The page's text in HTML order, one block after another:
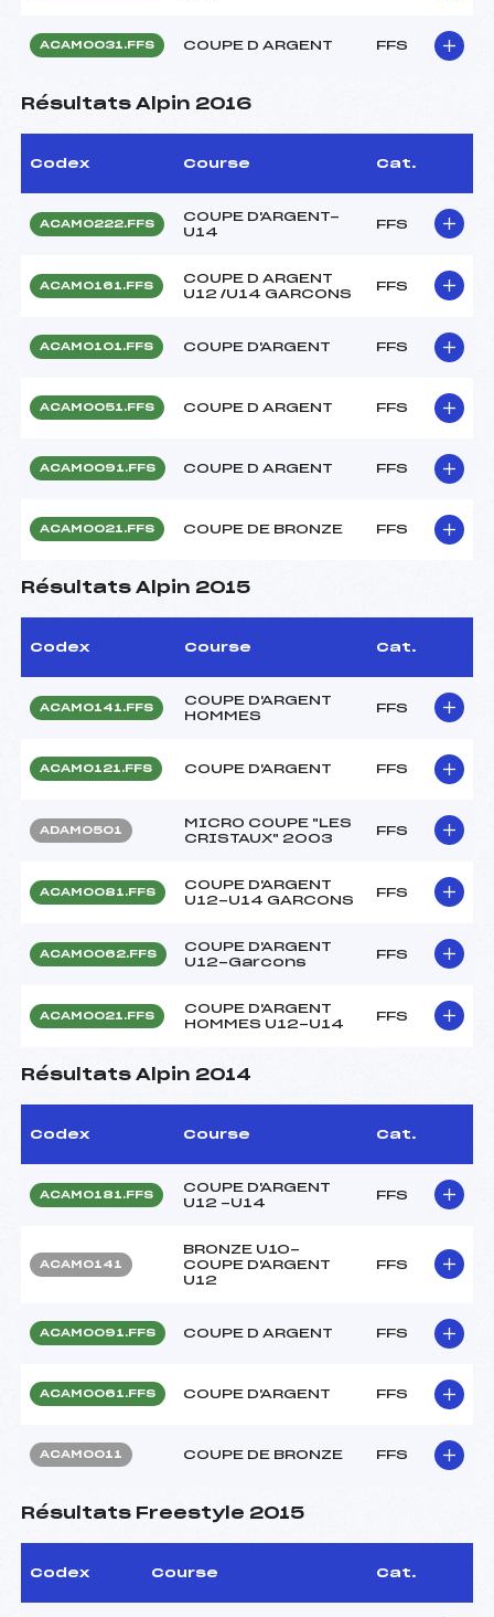
ACAM0031.FFS COUPE D ARGENT FFS
Résultats Alpin 2016
Codex Course Cat.
ACAM0222.FFS
COUPE D'ARGENT-
U14
FFS
ACAM0161.FFS
COUPE D ARGENT
U12 /U14 GARCONS
FFS
ACAM0101.FFS COUPE D'ARGENT FFS
ACAM0051.FFS COUPE D ARGENT FFS
ACAM0091.FFS COUPE D ARGENT FFS
ACAM0021.FFS COUPE DE BRONZE FFS
Résultats Alpin 2015
Codex Course Cat.
ACAM0141.FFS
COUPE D'ARGENT
HOMMES
FFS
ACAM0121.FFS COUPE D'ARGENT FFS
ADAM0501
MICRO COUPE "LES
CRISTAUX" 2003
FFS
ACAM0081.FFS
COUPE D'ARGENT
U12-U14 GARCONS
FFS
ACAM0062.FFS
COUPE D'ARGENT
U12-Garcons
FFS
ACAM0021.FFS
COUPE D'ARGENT
HOMMES U12-U14
FFS
Résultats Alpin 2014
Codex Course Cat.
ACAM0181.FFS
COUPE D'ARGENT
U12 -U14
FFS
ACAM0141
BRONZE U10-
COUPE D'ARGENT
U12
FFS
ACAM0091.FFS COUPE D ARGENT FFS
ACAM0061.FFS COUPE D'ARGENT FFS
ACAM0011 COUPE DE BRONZE FFS
Résultats Freestyle 2015
Codex Course Cat.